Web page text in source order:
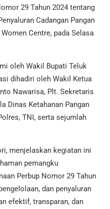
29 Tahun 2024 tentang
Cadangan Pangan
Centre, pada Selasa
oleh Wakil Bupati Teluk
dihadiri oleh Wakil Ketua
Nawarisa, Plt. Sekretaris
Dinas Ketahanan Pangan
TNI, serta sejumlah
menjelaskan kegiatan ini
pemangku
Perbup Nomor 29 Tahun
dan penyaluran
efektif, transparan, dan